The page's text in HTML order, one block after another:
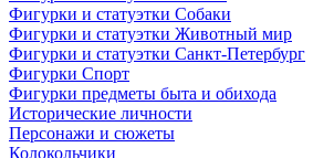
Фигурки и статуэтки Собаки
Фигурки и статуэтки Животный мир
Фигурки и статуэтки Санкт-Петербург
Фигурки Спорт
Фигурки предметы быта и обихода
Исторические личности
Персонажи и сюжеты
Колокольчики